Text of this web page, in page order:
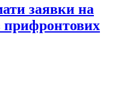
заявки на
прифронтових